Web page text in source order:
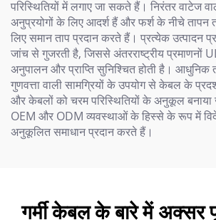
परिस्थितियों में लगाए जा सकते हैं। निरंतर वाटेज
अनुप्रयोगों के लिए आदर्श हैं और फर्श के नीचे तापन
लिए समान ताप प्रदान करते हैं। प्रत्येक उत्पादन
जांच से गुजरती है, जिससे अंतरराष्ट्रीय प्रमाणनों
अनुपालन और प्राप्ति सुनिश्चित होती है।
गुणवत्ता वाली सामग्रियों के उपयोग से केबल के
और केबलों को चरम परिस्थितियों के अनुकूल बनाया
OEM और ODM व्यवस्थाओं के हिस्से के रूप में
अनुकूलित समाधान प्रदान करते हैं।
गर्मी केबल के बारे में अक्सर